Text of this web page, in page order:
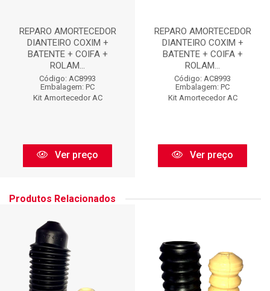
REPARO AMORTECEDOR
DIANTEIRO COXIM +
BATENTE + COIFA +
ROLAM...
Código: AC8993
Embalagem: PC
Kit Amortecedor AC
Ver preço
REPARO AMORTECEDOR
DIANTEIRO COXIM +
BATENTE + COIFA +
ROLAM...
Código: AC8993
Embalagem: PC
Kit Amortecedor AC
Ver preço
Produtos Relacionados